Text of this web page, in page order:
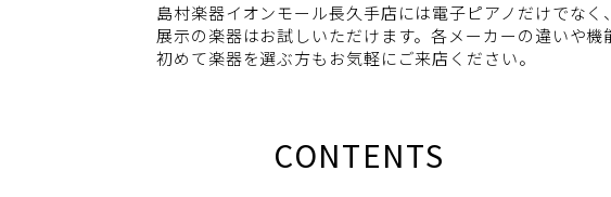
島村楽器イオンモール長久手店には電子ピアノだけでな
展示の楽器はお試しいただけます。各メーカーの違いや
初めて楽器を選ぶ方もお気軽にご来店ください。
CONTENTS